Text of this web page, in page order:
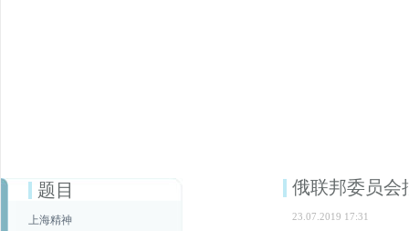
题目
上海精神
俄联邦委员会
23.07.2019 17:31